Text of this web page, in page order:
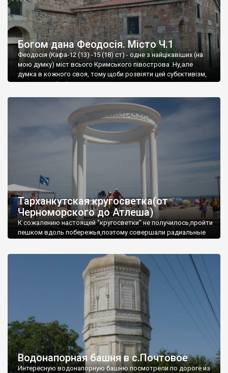
Богом дана Феодосія. Місто Ч.1
Феодосія (Кафа-12 (13) -15 (18) ст) - одне з найцікавіших (на
мою думку) міст всього Кримського півострова .Ну,але
думка в кожного своя, тому щоби розвіяти цей субєктивізм,
запрошую відвідати це
Тарханкутская кругосветка(от
Черноморского до Атлеша)
К сожалению настоящей "кругосветки" не получилось,пройти
пешком вдоль побережья,поэтому совершали радиальные
Водонапорная башня в с.Почтовое
Интересную водонапорную башню посмотрели по дороге из